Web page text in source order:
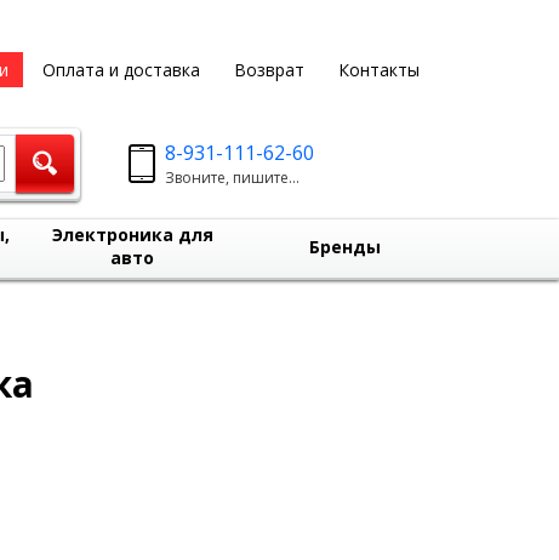
Оплата и доставка Возврат Контакты
8-931-111-62-60
Звоните, пишите...
Электроника для
авто
Бренды